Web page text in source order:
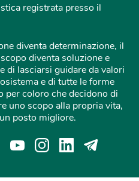
registrata presso il
diventa determinazione, il
diventa soluzione e
di lasciarsi guidare da valori
e di tutte le forme
per coloro che decidono di
uno scopo alla propria vita,
posto migliore.